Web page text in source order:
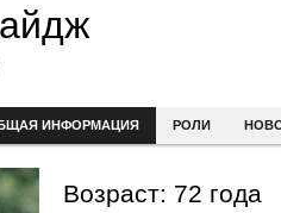
ИНФОРМАЦИЯ РОЛИ
Возраст: 72 года